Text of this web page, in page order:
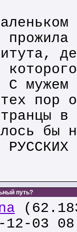
С мужем
пор
бы
путь?
03